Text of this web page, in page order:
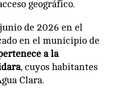
geográfico.
de 2026 en el
en el municipio de
a la
, cuyos habitantes
Clara.